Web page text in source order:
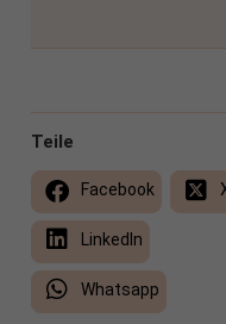
Teile
Facebook
LinkedIn
Whatsapp